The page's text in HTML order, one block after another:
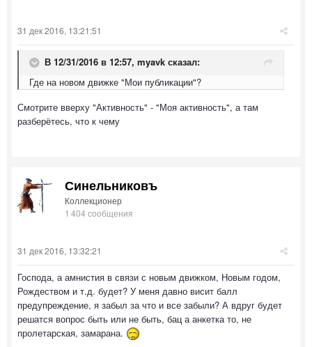
31 дек 2016, 13:21:51
В 12/31/2016 в 12:57, myavk сказал:
Где на новом движке "Мои публикации"?
Смотрите вверху "Активность" - "Моя активность", а там
разберётесь, что к чему
Синельниковъ
Коллекционер
1 404 сообщения
31 дек 2016, 13:32:21
Господа, а амнистия в связи с новым движком, Новым годом,
Рождеством и т.д. будет? У меня давно висит балл
предупреждение, я забыл за что и все забыли? А вдруг будет
решатся вопрос быть или не быть, бац а анкетка то, не
пролетарская, замарана.